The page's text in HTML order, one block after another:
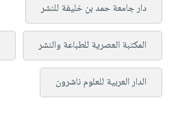
دار جامعة حمد بن خليفة للنشر
المكتبة العصرية للطباعة والنشر
الدار العربية للعلوم ناشرون